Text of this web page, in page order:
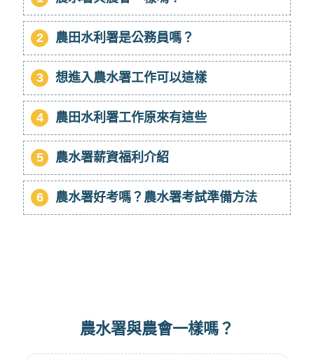
2 農田水利署是公務員嗎？
3 想進入農水署工作可以這樣
4 農田水利署工作原來有這些
5 農水署薪資福利介紹
6 農水署好考嗎？農水署考試準備方法
農水署與農會一樣嗎？